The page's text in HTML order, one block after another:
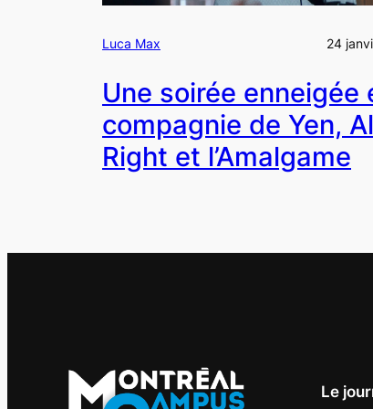
Luca Max 24
Une soirée enneigée
compagnie de Yen, Al
Right et l’Amalgame
Le